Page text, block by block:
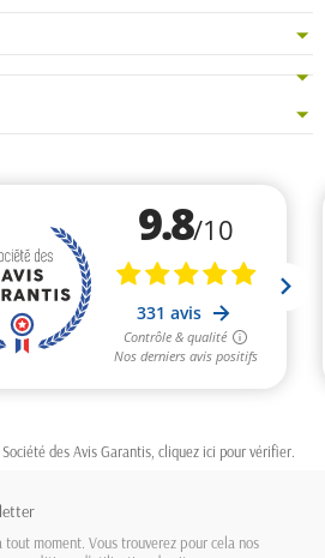
des Avis Garantis, cliquez ici pour vérifier
tout moment. Vous trouverez pour cela nos